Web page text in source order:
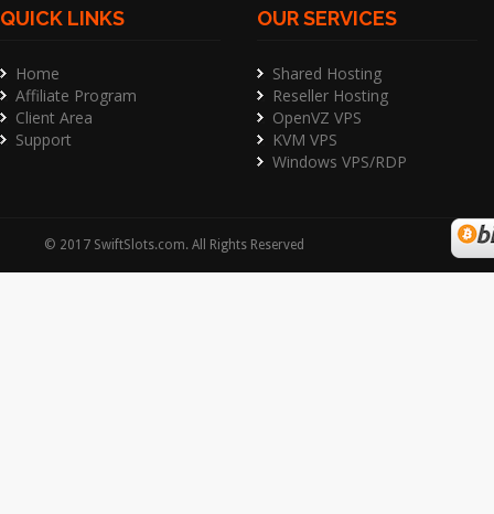
QUICK LINKS
Home
Affiliate Program
Client Area
Support
OUR SERVICES
Shared Hosting
Reseller Hosting
OpenVZ VPS
KVM VPS
Windows VPS/RDP
© 2017 SwiftSlots.com. All Rights Reserved